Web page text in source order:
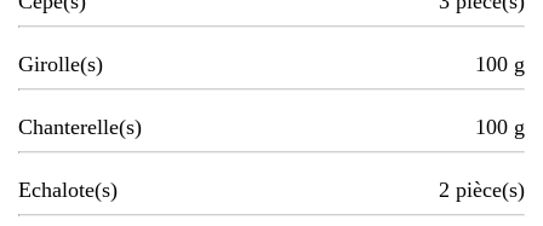
Girolle(s) 100 g
Chanterelle(s) 100 g
Echalote(s) 2 pièce(s)